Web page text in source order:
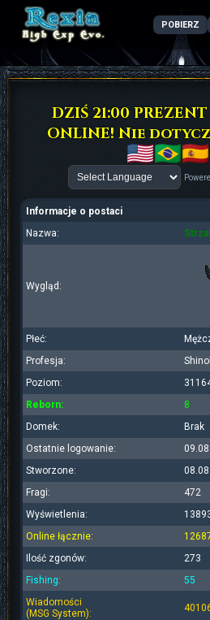
POBIERZ
DZIŚ 21:00
ONLINE! Nie
Informacje o postaci
Nazwa:
Wygląd:
Płeć:
Profesja:
Poziom:
Reborn:
8
Domek:
Brak
Ostatnie logowanie:
Stworzone:
Fragi:
472
Wyświetlenia:
Online łącznie:
Ilość zgonów:
273
Fishing:
55
Wiadomości
(MSG System):